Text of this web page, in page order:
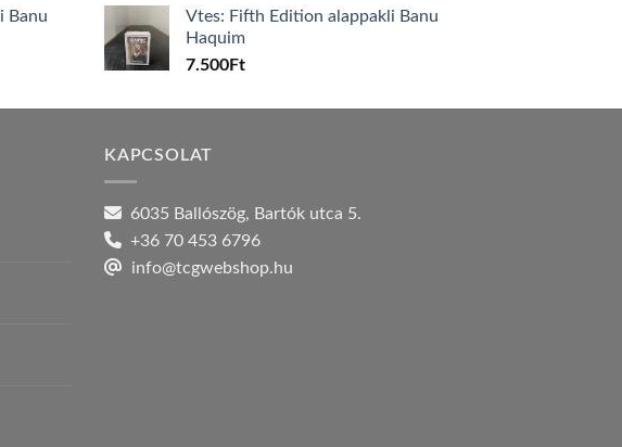
Banu
Vtes: Fifth Edition alappakli Banu
Haquim
7.500Ft
KAPCSOLAT
6035 Ballószög, Bartók utca 5.
+36 70 453 6796
info@tcgwebshop.hu